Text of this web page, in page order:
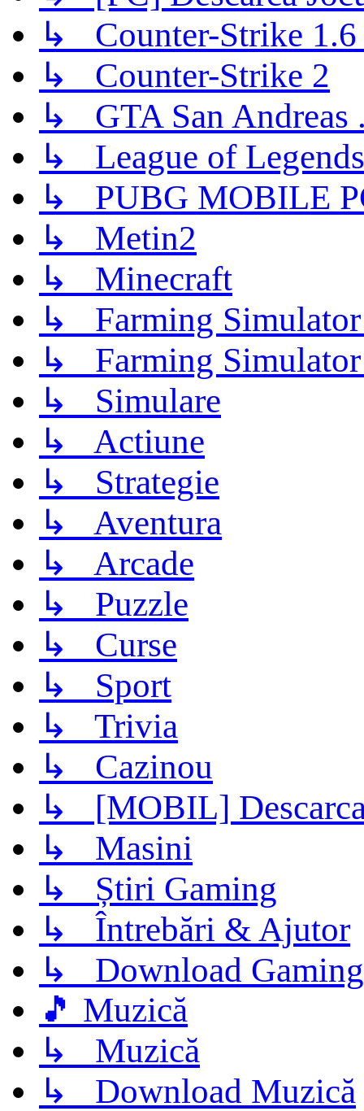
↳ Counter-Strike 1.6
↳ Counter-Strike 2
↳ GTA San Andreas
↳ League of Legends
↳ PUBG MOBILE
↳ Metin2
↳ Minecraft
↳ Farming
↳ Farming
↳ Simulare
↳ Actiune
↳ Strategie
↳ Aventura
↳ Arcade
↳ Puzzle
↳ Curse
↳ Sport
↳ Trivia
↳ Cazinou
↳ [MOBIL]
↳ Masini
↳ Știri Gaming
↳ Întrebări & Ajutor
↳ Download Gaming
🎵 Muzică
↳ Muzică
↳ Download Muzică